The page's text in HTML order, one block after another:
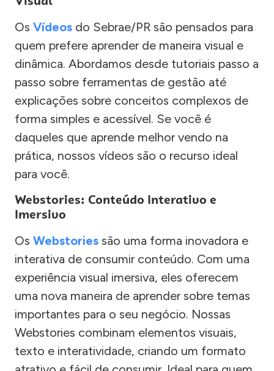
Os Vídeos do Sebrae/PR são pensados para
quem prefere aprender de maneira visual e
dinâmica. Abordamos desde tutoriais passo a
passo sobre ferramentas de gestão até
explicações sobre conceitos complexos de
forma simples e acessível. Se você é
daqueles que aprende melhor vendo na
prática, nossos vídeos são o recurso ideal
para você.
Webstories: Conteúdo Interativo e
Imersivo
Os Webstories são uma forma inovadora e
interativa de consumir conteúdo. Com uma
experiência visual imersiva, eles oferecem
uma nova maneira de aprender sobre temas
importantes para o seu negócio. Nossas
Webstories combinam elementos visuais,
texto e interatividade, criando um formato